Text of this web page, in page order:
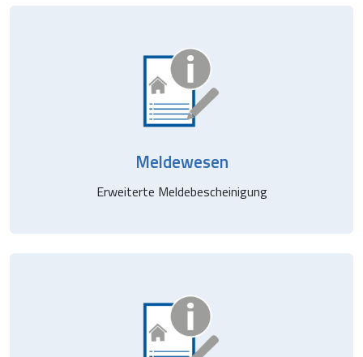
Meldewesen
Erweiterte Meldebescheinigung